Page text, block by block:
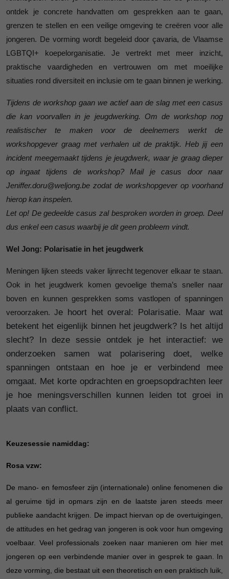
ontdek je concrete handvatten om gesprekken aan te gaan,
grenzen te stellen en een veilige omgeving te creëren voor alle
jongeren. De vorming wordt begeleid door çavaria, de Vlaamse
LGBTQI+ koepelorganisatie. Je vertrekt met meer inzicht,
praktische vaardigheden en vertrouwen om met moeilijke
situaties rond diversiteit en inclusie om te gaan binnen je werking.
Tijdens de workshop gaan we actief aan de slag met een casus
die kan voorvallen in je jeugdwerking. Om de workshop nog
realistischer te maken voor de deelnemers werkt de
workshopgever graag met verhalen uit de praktijk. Heb jij een
incident meegemaakt tijdens je jeugdwerk, waar je graag dieper
op ingaat tijdens de workshop? Mail je casus door naar
Jeniffer.doru@weljong.be zodat de workshopgever op voorhand
hierop kan inspelen.
Let op! De gedeelde casus zal besproken worden in groep. Deel
dus enkel een casus waarbij je dit geen probleem vindt.
Wel Jong: Polarisatie in het jeugdwerk
Meningen lijken steeds vaker lijnrecht tegenover elkaar te staan.
Ook in het jeugdwerk komen gevoelige thema’s sneller naar
boven en kunnen gesprekken soms vastlopen of spanningen
veroorzaken. Je hoort het overal: Polarisatie. Maar wat
betekent het eigenlijk binnen het jeugdwerk? Is het altijd
slecht? In deze sessie ontdek je het interactief: we
onderzoeken samen wat polarisering doet, welke
spanningen ontstaan en hoe je er verbindend mee
omgaat. Met korte opdrachten en groepsopdrachten leer
je hoe meningsverschillen kunnen leiden tot groei in
plaats van conflict.
Keuzesessie namiddag:
Rosa vzw:
De mano- en femosfeer zijn (internationale) online fenomenen die
al geruime tijd in opmars zijn en de laatste jaren steeds meer
publieke aandacht krijgen. De impact hiervan op de overtuigingen,
de attitudes en het gedrag van jongeren is ook voor hun omgeving
voelbaar. Veel professionals zoeken naar manieren om hier met
jongeren op een verbindende manier over in gesprek te gaan. In
deze vorming, die bestaat uit een theoretisch en een praktisch luik,